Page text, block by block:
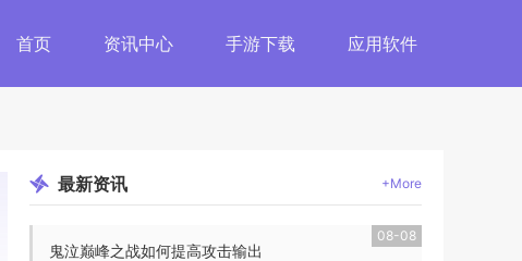
首页 资讯中心 手游下载 应用软件
最新资讯 +More
08-08
鬼泣巅峰之战如何提高攻击输出